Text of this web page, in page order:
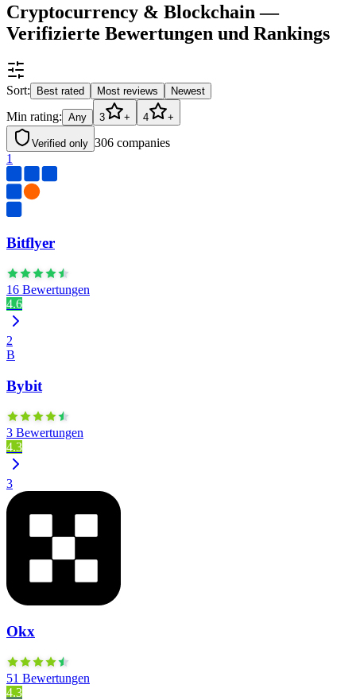
Cryptocurrency & Blockchain —
Verifizierte Bewertungen und Rankings
Sort: Best rated Most reviews Newest
Min rating: Any 3 + 4 +
Verified only 306 companies
1
Bitflyer
16 Bewertungen
4.6
2
B
Bybit
3 Bewertungen
4.3
3
Okx
51 Bewertungen
4.3